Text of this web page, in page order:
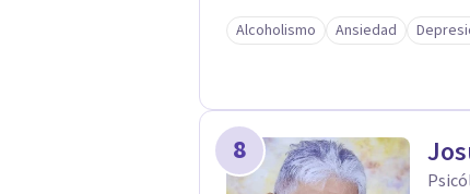
el fin de orientarlos a descubrir
llevarlos a la cotidianidad. Como profesional cuento con cualidades de escucha
camino adecuado a la
pro de tu bienestar a nivel
Alcoholismo Ansiedad
8